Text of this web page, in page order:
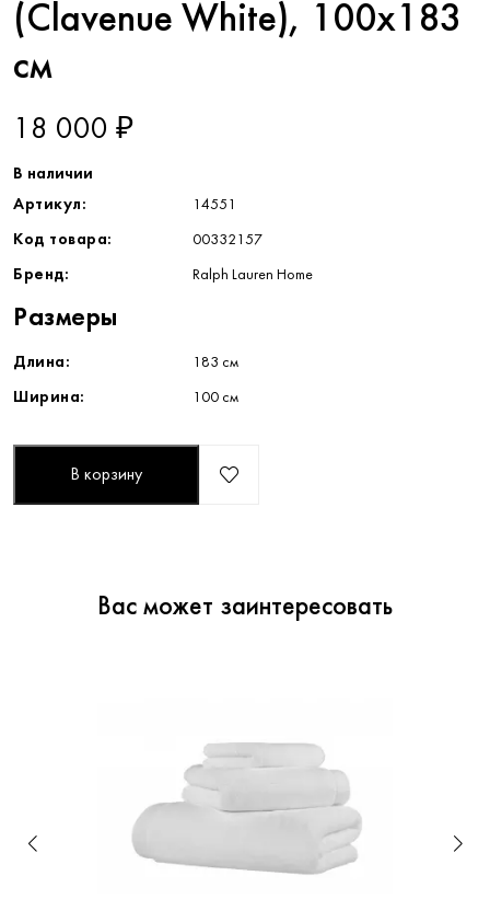
(Clavenue White), 100x183
см
18 000 ₽
В наличии
Артикул:
14551
Код товара: 00332157
Бренд: Ralph Lauren Home
Размеры
Длина: 183 см
Ширина: 100 см
В корзину
Вас может заинтересовать